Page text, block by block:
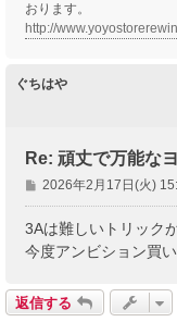
おります。
http://
ぐちはや
Re: 頑丈で万能な
投
稿
記
事
2026年2月17日(火)
3Aは難しいトリック
今度アンビション買い
返信する